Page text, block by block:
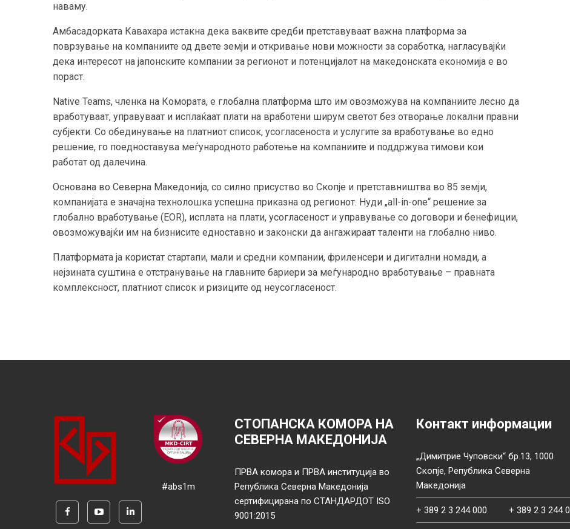
наваму.
Амбасадорката Кавахара истакна дека ваквите средби претставуваат важна платформа за
поврзување на компаниите од двете земји и откривање нови можности за соработка, нагласувајќи
дека интересот на јапонските компании за регионот и потенцијалот на македонската економија е во
пораст.
Native Teams, членка на Комората, е глобална платформа што им овозможува на компаниите лесно да
вработуваат, управуваат и исплаќаат плати на вработени ширум светот без отворање локални правни
субјекти. Со обединување на платниот список, усогласеноста и услугите за вработување во едно
решение, го поедноставува меѓународното работење на компаниите и поддржува тимови кои
работат од далечина.
Основана во Северна Македонија, со силно присуство во Скопје и претставништва во 85 земји,
компанијата е значајна технолошка успешна приказна од регионот. Нуди „all-in-one“ решение за
глобално вработување (EOR), исплата на плати, усогласеност и управување со договори и бенефиции,
овозможувајќи им на бизнисите едноставно и законски да ангажираат таленти на глобално ниво.
Платформата ја користат стартапи, мали и средни компании, фриленсери и дигитални номади, а
нејзината суштина е отстранување на главните бариери за меѓународно вработување – правната
комплексност, платниот список и ризиците од неусогласеност.
#abs1m
СТОПАНСКА КОМОРА НА
СЕВЕРНА МАКЕДОНИЈА
ПРВА комора и ПРВА институција во
Република Северна Македонија
сертифицирана по СТАНДАРДОТ ISO
9001:2015
Контакт информации
„Димитрие Чуповски“ бр.13, 1000
Скопје, Република Северна
Македонија
+ 389 2 3 244 000 + 389 2 3 244